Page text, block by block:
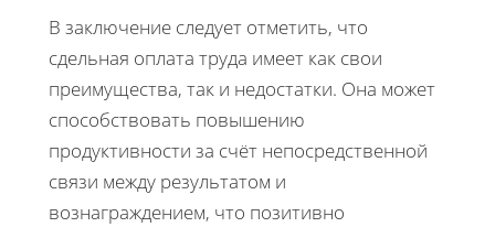
В заключение следует отметить, что
сдельная оплата труда имеет как свои
преимущества, так и недостатки. Она может
способствовать повышению
продуктивности за счёт непосредственной
связи между результатом и
вознаграждением, что позитивно